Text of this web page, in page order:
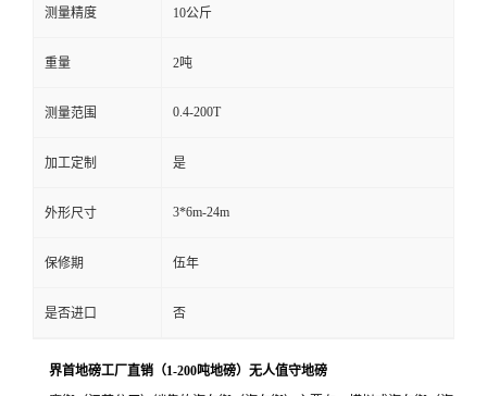
测量精度 10公斤
重量 2吨
测量范围 0.4-200T
加工定制 是
外形尺寸 3*6m-24m
保修期 伍年
是否进口 否
界首地磅工厂直销（1-200吨地磅）无人值守地磅